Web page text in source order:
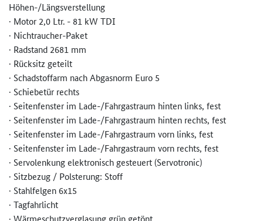
Höhen-/Längsverstellung
· Motor 2,0 Ltr. - 81 kW TDI
· Nichtraucher-Paket
· Radstand 2681 mm
· Rücksitz geteilt
· Schadstoffarm nach Abgasnorm Euro 5
· Schiebetür rechts
· Seitenfenster im Lade-/Fahrgastraum hinten links, fest
· Seitenfenster im Lade-/Fahrgastraum hinten rechts, fest
· Seitenfenster im Lade-/Fahrgastraum vorn links, fest
· Seitenfenster im Lade-/Fahrgastraum vorn rechts, fest
· Servolenkung elektronisch gesteuert (Servotronic)
· Sitzbezug / Polsterung: Stoff
· Stahlfelgen 6x15
· Tagfahrlicht
· Wärmeschutzverglasung grün getönt